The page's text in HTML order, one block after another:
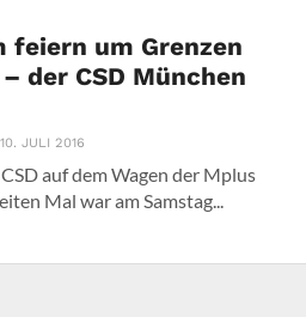
feiern um Grenzen
der CSD München
10. JULI 2016
auf dem Wagen der Mplus
Mal war am Samstag...